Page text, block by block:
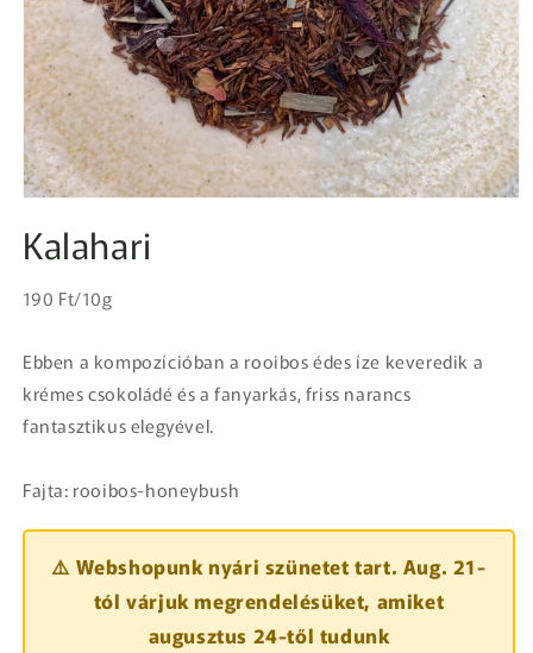
megnyitása
a
párbeszédpanelen
Kalahari
Normál
Egységár
190 Ft/10g
Ebben a kompozícióban a rooibos édes íze keveredik a
krémes csokoládé és a fanyarkás, friss narancs
fantasztikus elegyével.
Fajta: rooibos-honeybush
⚠️ Webshopunk nyári szünetet tart. Aug. 21-
tól várjuk megrendelésüket, amiket
augusztus 24-től tudunk